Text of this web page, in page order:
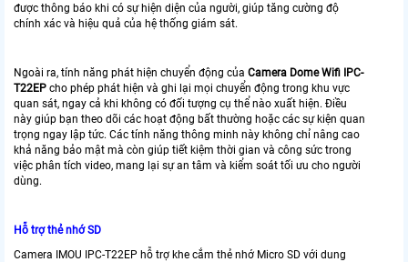
được thông báo khi có sự hiện diện của người, giúp tăng cường độ
chính xác và hiệu quả của hệ thống giám sát.
Ngoài ra, tính năng phát hiện chuyển động của Camera Dome Wifi IPC-
T22EP cho phép phát hiện và ghi lại mọi chuyển động trong khu vực
quan sát, ngay cả khi không có đối tượng cụ thể nào xuất hiện. Điều
này giúp bạn theo dõi các hoạt động bất thường hoặc các sự kiện quan
trọng ngay lập tức. Các tính năng thông minh này không chỉ nâng cao
khả năng bảo mật mà còn giúp tiết kiệm thời gian và công sức trong
việc phân tích video, mang lại sự an tâm và kiểm soát tối ưu cho người
dùng.
Hỗ trợ thẻ nhớ SD
Camera IMOU IPC-T22EP hỗ trợ khe cắm thẻ nhớ Micro SD với dung